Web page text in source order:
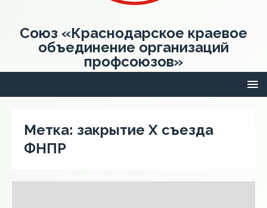
Союз «Краснодарское краевое
объединение организаций
профсоюзов»
Метка: закрытие Х съезда
ФНПР